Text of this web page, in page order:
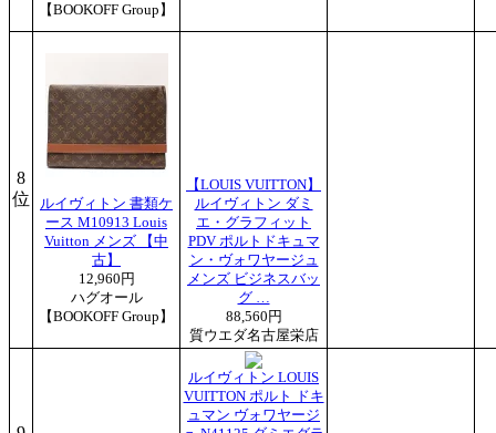
【BOOKOFF Group】
8
位
ルイヴィトン 書類ケ
ース M10913 Louis
Vuitton メンズ 【中
古】
12,960円
ハグオール
【BOOKOFF Group】
【LOUIS VUITTON】
ルイヴィトン ダミ
エ・グラフィット
PDV ポルトドキュマ
ン・ヴォワヤージュ
メンズ ビジネスバッ
グ …
88,560円
質ウエダ名古屋栄店
ルイヴィトン LOUIS
VUITTON ポルト ドキ
ュマン ヴォワヤージ